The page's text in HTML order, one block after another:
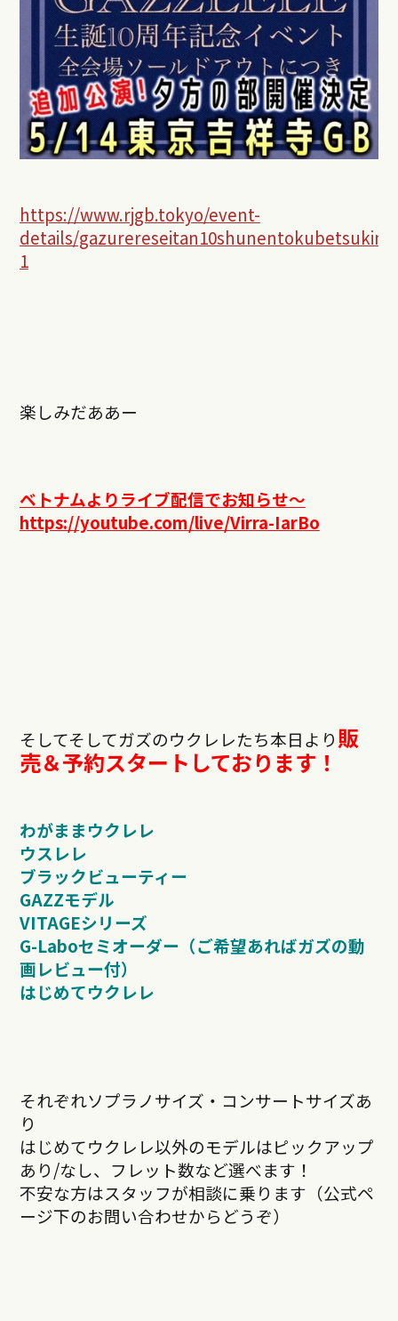
https://www.rjgb.tokyo/event-
details/
1
楽しみだああー
ベトナムよりライブ配信でお知らせ〜
https://youtube.com/live/Virra-IarBo
そしてそしてガズのウクレレたち本日より販
売＆予約スタートしております！
わがままウクレレ
ウスレレ
ブラックビューティー
GAZZモデル
VITAGEシリーズ
G-Laboセミオーダー（ご希望あればガズの動
画レビュー付）
はじめてウクレレ
それぞれソプラノサイズ・コンサートサイズあ
り
はじめてウクレレ以外のモデルはピックアップ
あり/なし、フレット数など選べます！
不安な方はスタッフが相談に乗ります（公式ペ
ージ下のお問い合わせからどうぞ）